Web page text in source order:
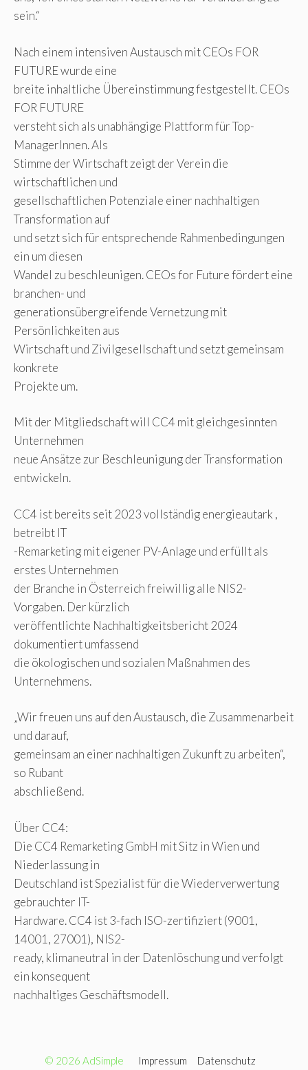
sein.“
Nach einem intensiven Austausch mit CEOs FOR
FUTURE wurde eine
breite inhaltliche Übereinstimmung festgestellt. CEOs
FOR FUTURE
versteht sich als unabhängige Plattform für Top-
ManagerInnen. Als
Stimme der Wirtschaft zeigt der Verein die
wirtschaftlichen und
gesellschaftlichen Potenziale einer nachhaltigen
Transformation auf
und setzt sich für entsprechende Rahmenbedingungen
ein um diesen
Wandel zu beschleunigen. CEOs for Future fördert eine
branchen- und
generationsübergreifende Vernetzung mit
Persönlichkeiten aus
Wirtschaft und Zivilgesellschaft und setzt gemeinsam
konkrete
Projekte um.
Mit der Mitgliedschaft will CC4 mit gleichgesinnten
Unternehmen
neue Ansätze zur Beschleunigung der Transformation
entwickeln.
CC4 ist bereits seit 2023 vollständig energieautark ,
betreibt IT
-Remarketing mit eigener PV-Anlage und erfüllt als
erstes Unternehmen
der Branche in Österreich freiwillig alle NIS2-
Vorgaben. Der kürzlich
veröffentlichte Nachhaltigkeitsbericht 2024
dokumentiert umfassend
die ökologischen und sozialen Maßnahmen des
Unternehmens.
„Wir freuen uns auf den Austausch, die Zusammenarbeit
und darauf,
gemeinsam an einer nachhaltigen Zukunft zu arbeiten“,
so Rubant
abschließend.
Über CC4:
Die CC4 Remarketing GmbH mit Sitz in Wien und
Niederlassung in
Deutschland ist Spezialist für die Wiederverwertung
gebrauchter IT-
Hardware. CC4 ist 3-fach ISO-zertifiziert (9001,
14001, 27001), NIS2-
ready, klimaneutral in der Datenlöschung und verfolgt
ein konsequent
nachhaltiges Geschäftsmodell.
© 2026 AdSimple Impressum Datenschutz